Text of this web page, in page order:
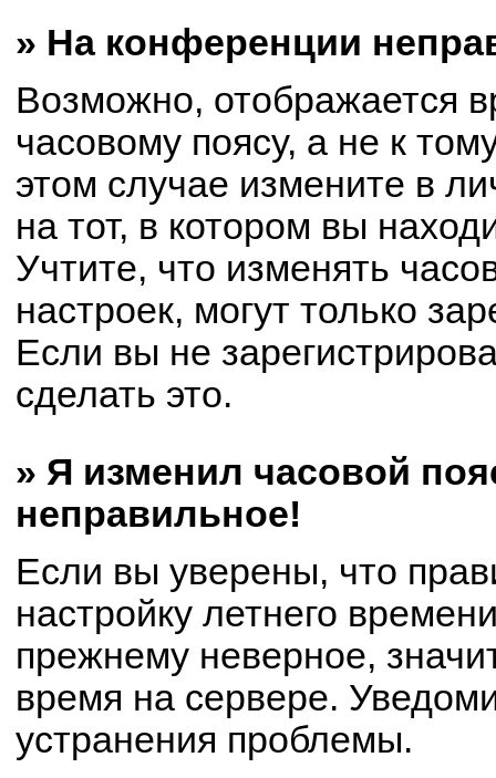
» На конференции
Возможно, отображается
часовому поясу, а не к
этом случае измените в
на тот, в котором вы
Учтите, что изменять
настроек, могут только
Если вы не
сделать это.
» Я изменил часовой
неправильное!
Если вы уверены, что
настройку летнего
прежнему неверное,
время на сервере.
устранения проблемы.